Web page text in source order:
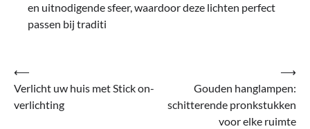
en uitnodigende sfeer, waardoor deze lichten perfect
passen bij traditi
Bericht
navigatie
⟵
Verlicht uw huis met Stick on-
verlichting
Gouden hanglampen:
schitterende pronkstukken
voor elke ruimte
⟶